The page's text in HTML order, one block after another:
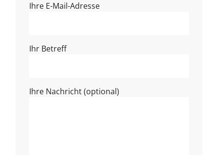
Ihre E-Mail-Adresse
Ihr Betreff
Ihre Nachricht (optional)